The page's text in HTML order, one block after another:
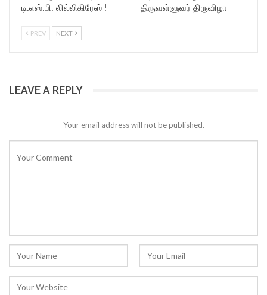
டி.எஸ்.பி. லில்லிகிரேஸ் !
திருவள்ளுவர் திருவிழா
PREV NEXT
LEAVE A REPLY
Your email address will not be published.